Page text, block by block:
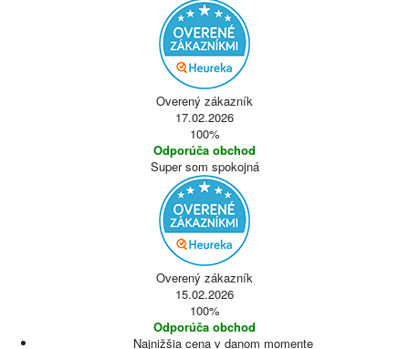
Overený zákazník
17.02.2026
100%
Odporúča obchod
Super som spokojná
Overený zákazník
15.02.2026
100%
Odporúča obchod
Najnižšia cena v danom momente